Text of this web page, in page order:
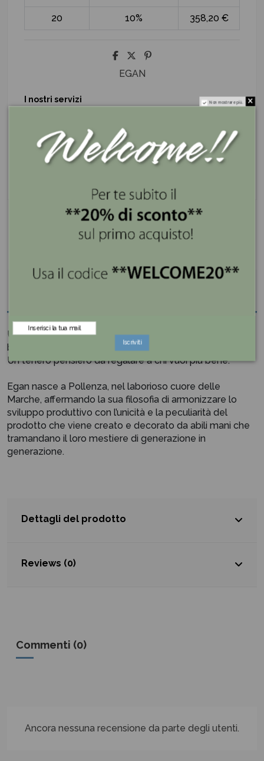
20 10% 358,20 €
EGAN
I nostri servizi
Spedizione gratis superiore a 100€
Pagamenti sicuri e a rate con PayPal e Klarna
Un soffice Puff imbottito ideale come rialzo per il tuo
bambino. Vi porterà in un mondo di morbidezza.
Un tenero pensiero da regalare a chi vuoi più bene.
Egan nasce a Pollenza, nel laborioso cuore delle
Marche, affermando la sua filosofia di armonizzare lo
sviluppo produttivo con l’unicità e la peculiarità del
prodotto che viene creato e decorato da abili mani che
tramandano il loro mestiere di generazione in
generazione.
Dettagli del prodotto
Reviews (0)
Commenti (0)
Ancora nessuna recensione da parte degli utenti.
Non mostrare più.
Iscriviti